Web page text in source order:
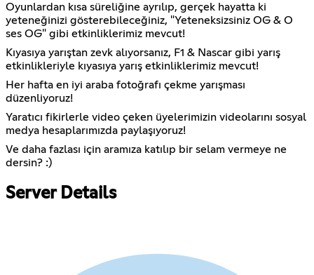
Oyunlardan kısa süreliğine ayrılıp, gerçek hayatta ki
yeteneğinizi gösterebileceğiniz, "Yeteneksizsiniz OG & O
ses OG" gibi etkinliklerimiz mevcut!
Kıyasıya yarıştan zevk alıyorsanız, F1 & Nascar gibi yarış
etkinlikleriyle kıyasıya yarış etkinliklerimiz mevcut!
Her hafta en iyi araba fotoğrafı çekme yarışması
düzenliyoruz!
Yaratıcı fikirlerle video çeken üyelerimizin videolarını sosyal
medya hesaplarımızda paylaşıyoruz!
Ve daha fazlası için aramıza katılıp bir selam vermeye ne
dersin? :)
Server Details